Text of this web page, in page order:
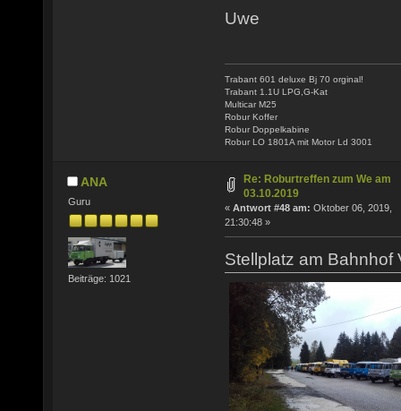
Uwe
Trabant 601 deluxe Bj 70 orginal!
Trabant 1.1U LPG,G-Kat
Multicar M25
Robur Koffer
Robur Doppelkabine
Robur LO 1801A mit Motor Ld 3001
ANA
Guru
Beiträge: 1021
Re: Roburtreffen zum We am
03.10.2019
« Antwort #48 am: Oktober 06, 2019,
21:30:48 »
Stellplatz am Bahnhof